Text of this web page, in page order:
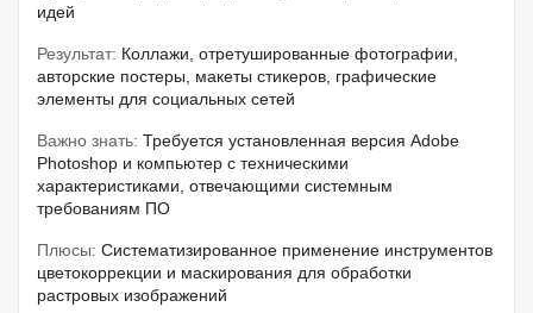
идей
Результат: Коллажи, отретушированные фотографии,
авторские постеры, макеты стикеров, графические
элементы для социальных сетей
Важно знать: Требуется установленная версия Adobe
Photoshop и компьютер с техническими
характеристиками, отвечающими системным
требованиям ПО
Плюсы: Систематизированное применение инструментов
цветокоррекции и маскирования для обработки
растровых изображений